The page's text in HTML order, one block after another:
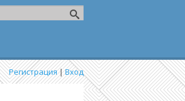
Регистрация|Вход